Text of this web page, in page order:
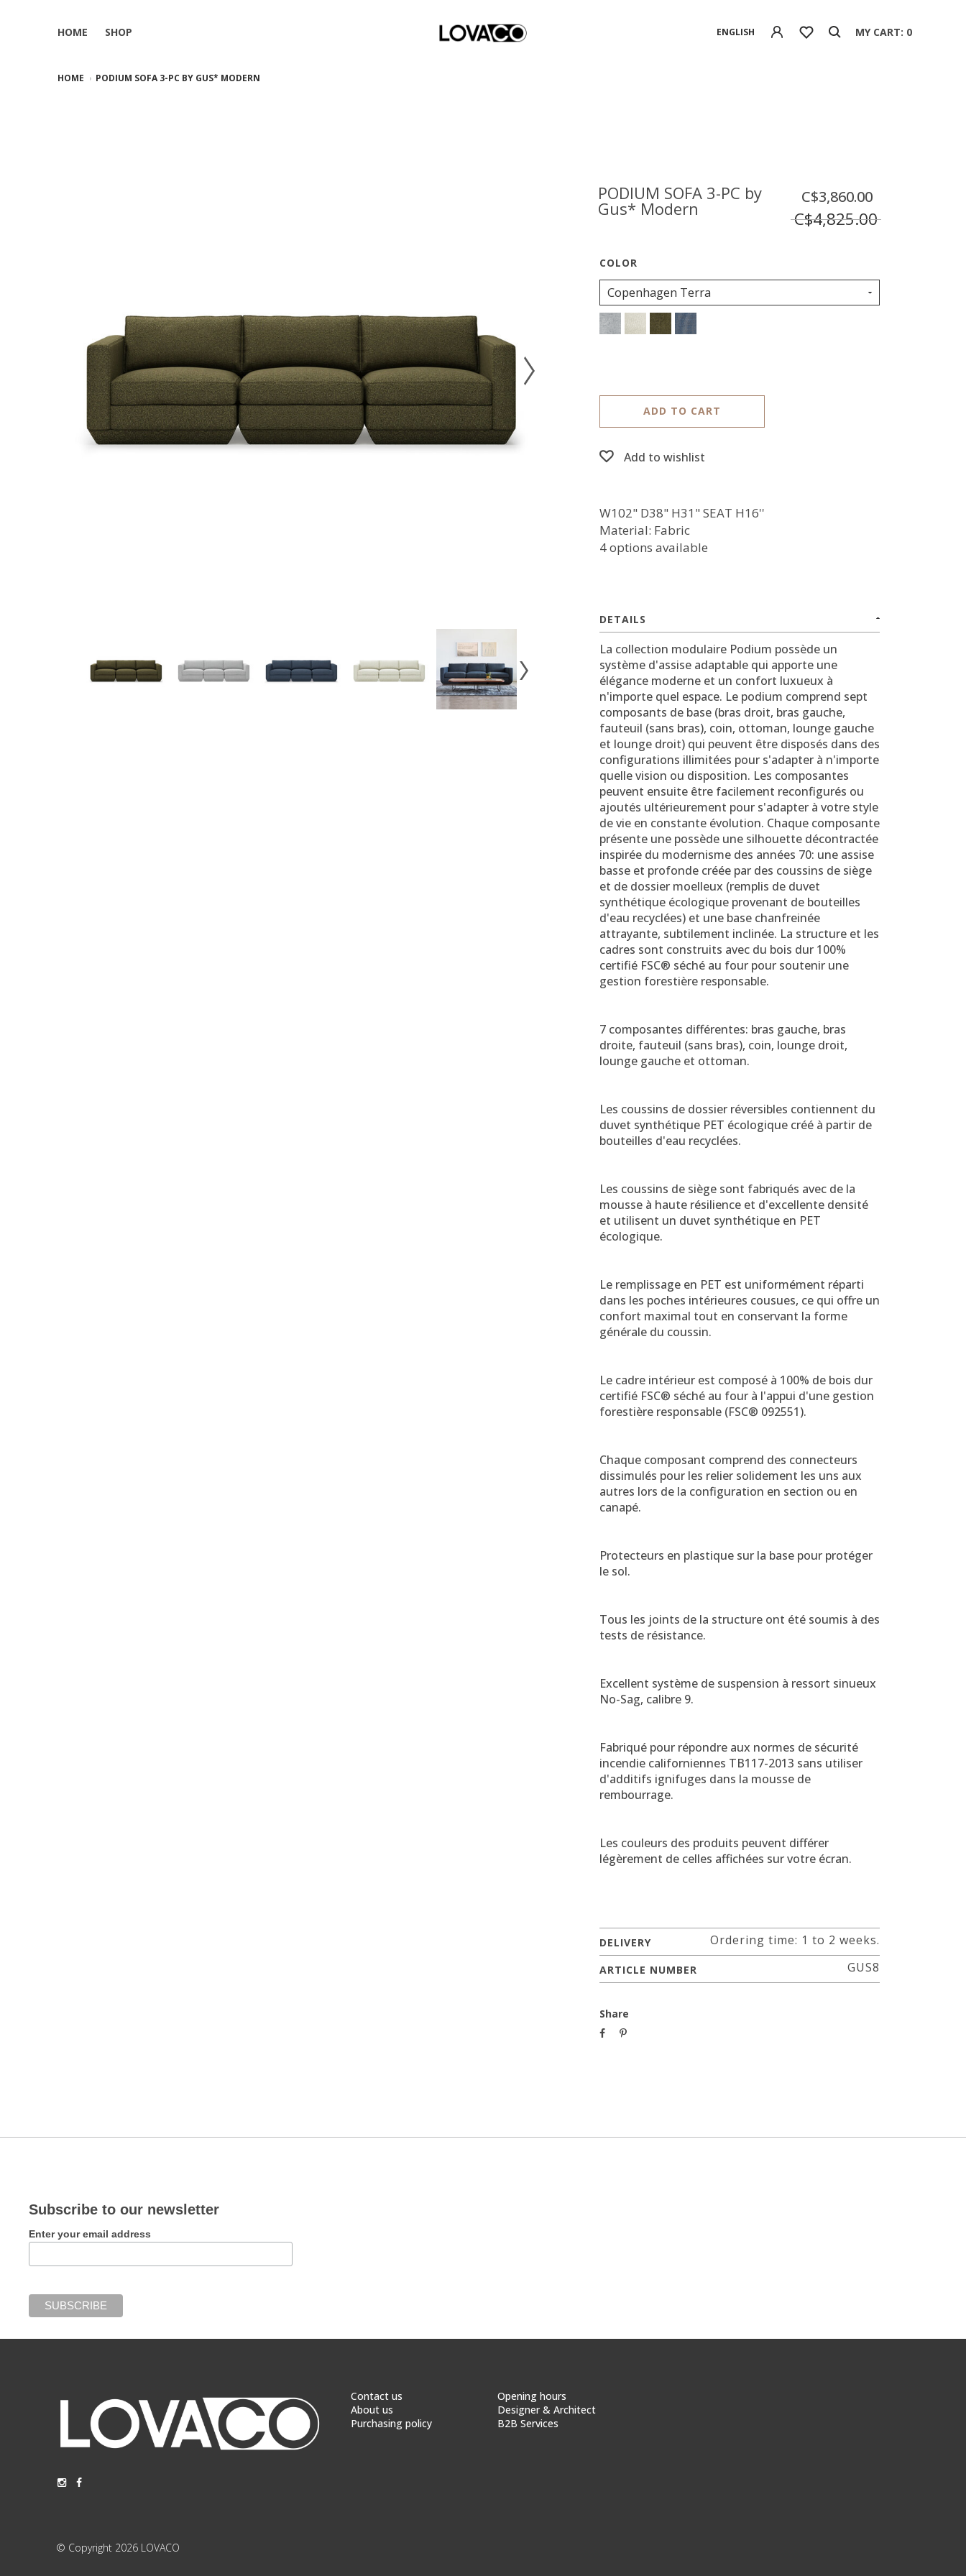
HOME SHOP ENGLISH MY CART: 0
HOME PODIUM SOFA 3-PC BY GUS* MODERN
PODIUM SOFA 3-PC by
Gus* Modern
C$3,860.00
C$4,825.00
Copenhagen Terra
ADD TO CART
Add to wishlist
W102" D38" H31" SEAT H16''
Material: Fabric
4 options available
DETAILS
La collection modulaire Podium possède un
système d'assise adaptable qui apporte une
élégance moderne et un confort luxueux à
n'importe quel espace. Le podium comprend sept
composants de base (bras droit, bras gauche,
fauteuil (sans bras), coin, ottoman, lounge gauche
et lounge droit) qui peuvent être disposés dans des
configurations illimitées pour s'adapter à n'importe
quelle vision ou disposition. Les composantes
peuvent ensuite être facilement reconfigurés ou
ajoutés ultérieurement pour s'adapter à votre style
de vie en constante évolution. Chaque composante
présente une possède une silhouette décontractée
inspirée du modernisme des années 70: une assise
basse et profonde créée par des coussins de siège
et de dossier moelleux (remplis de duvet
synthétique écologique provenant de bouteilles
d'eau recyclées) et une base chanfreinée
attrayante, subtilement inclinée. La structure et les
cadres sont construits avec du bois dur 100%
certifié FSC® séché au four pour soutenir une
gestion forestière responsable.
7 composantes différentes: bras gauche, bras
droite, fauteuil (sans bras), coin, lounge droit,
lounge gauche et ottoman.
Les coussins de dossier réversibles contiennent du
duvet synthétique PET écologique créé à partir de
bouteilles d'eau recyclées.
Les coussins de siège sont fabriqués avec de la
mousse à haute résilience et d'excellente densité
et utilisent un duvet synthétique en PET
écologique.
Le remplissage en PET est uniformément réparti
dans les poches intérieures cousues, ce qui offre un
confort maximal tout en conservant la forme
générale du coussin.
Le cadre intérieur est composé à 100% de bois dur
certifié FSC® séché au four à l'appui d'une gestion
forestière responsable (FSC® 092551).
Chaque composant comprend des connecteurs
dissimulés pour les relier solidement les uns aux
autres lors de la configuration en section ou en
canapé.
Protecteurs en plastique sur la base pour protéger
le sol.
Tous les joints de la structure ont été soumis à des
tests de résistance.
Excellent système de suspension à ressort sinueux
No-Sag, calibre 9.
Fabriqué pour répondre aux normes de sécurité
incendie californiennes TB117-2013 sans utiliser
d'additifs ignifuges dans la mousse de
rembourrage.
Les couleurs des produits peuvent différer
légèrement de celles affichées sur votre écran.
DELIVERY Ordering time: 1 to 2 weeks.
ARTICLE NUMBER GUS8
Share
Subscribe to our newsletter
Enter your email address
Contact us
About us
Purchasing policy
Opening hours
Designer & Architect
B2B Services
© Copyright 2026 LOVACO